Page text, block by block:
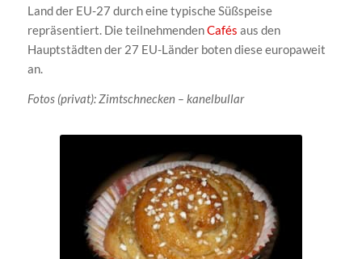
Land der EU-27 durch eine typische Süßspeise
repräsentiert. Die teilnehmendenCafés aus den
Hauptstädten der 27 EU-Länder boten diese europaweit
an.
Fotos (privat): Zimtschnecken – kanelbullar